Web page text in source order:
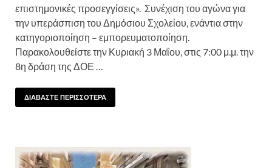
επιστημονικές προσεγγίσεις». Συνέχιση του αγώνα για
την υπεράσπιση του Δημόσιου Σχολείου, ενάντια στην
κατηγοριοποίηση – εμπορευματοποίηση.
Παρακολουθείστε την Κυριακή 3 Μαΐου, στις 7:00 μ.μ. την
8η δράση της ΔΟΕ …
ΔΙΑΒΑΣΤΕ ΠΕΡΙΣΣΟΤΕΡΑ